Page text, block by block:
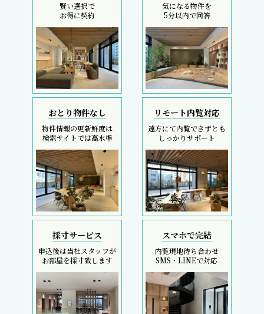
賢い選択で
お得に契約
気になる物件を
5分以内で回答
おとり物件なし
物件情報の更新鮮度は
検索サイトでは高水準
リモート内覧対応
遠方にて内覧できずとも
しっかりサポート
採寸サービス
申込後は当社スタッフが
お部屋を採寸致します
スマホで完結
内覧現地待ち合わせ
SMS・LINEで対応